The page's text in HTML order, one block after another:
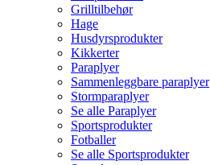
Grilltilbehør
Hage
Husdyrsprodukter
Kikkerter
Paraplyer
Sammenleggbare paraplyer
Stormparaplyer
Se alle Paraplyer
Sportsprodukter
Fotballer
Se alle Sportsprodukter